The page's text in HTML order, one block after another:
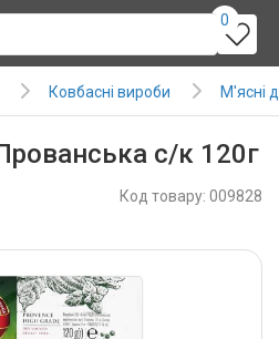
0
Ковбасні вироби М'ясні
с/к 120г
Код товару: 009828